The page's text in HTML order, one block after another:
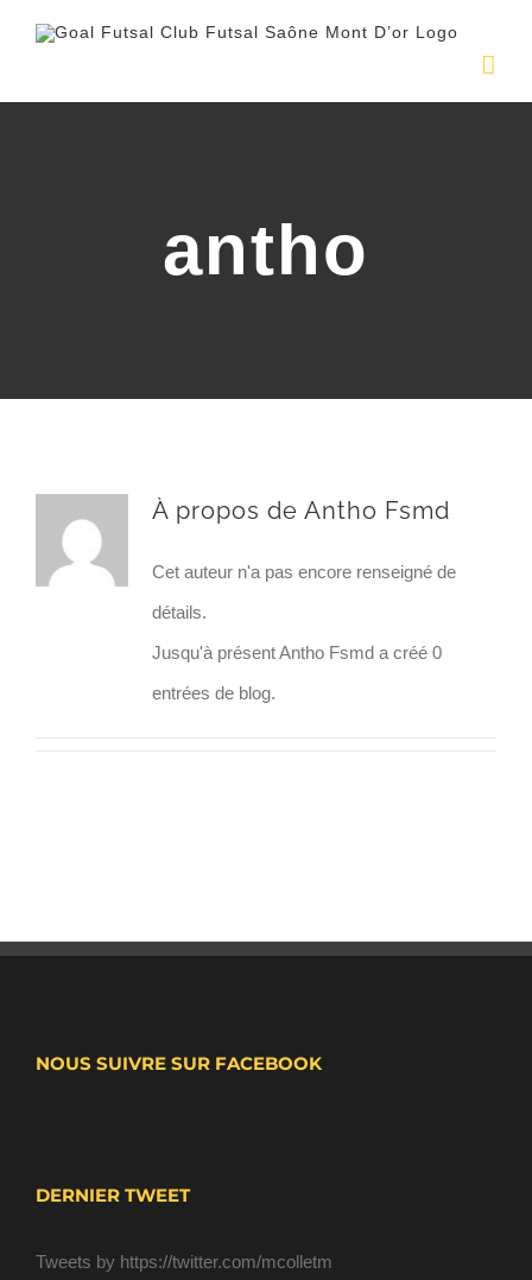
contenu
antho
À propos de Antho Fsmd
Cet auteur n'a pas encore renseigné de
détails.
Jusqu'à présent Antho Fsmd a créé 0
entrées de blog.
NOUS SUIVRE SUR FACEBOOK
DERNIER TWEET
Tweets by https://twitter.com/mcolletm